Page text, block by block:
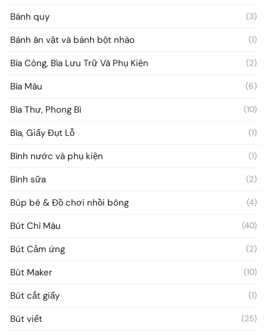
Bánh quy (3)
Bánh ăn vặt và bánh bột nhào (1)
Bìa Còng, Bìa Lưu Trữ Và Phụ Kiện (2)
Bìa Màu (6)
Bìa Thư, Phong Bì (10)
Bìa, Giấy Đụt Lỗ (1)
Bình nước và phụ kiện (1)
Bình sữa (2)
Búp bê & Đồ chơi nhồi bông (4)
Bút Chì Màu (40)
Bút Cảm ứng (2)
Bút Maker (10)
Bút cắt giấy (1)
Bút viết (25)